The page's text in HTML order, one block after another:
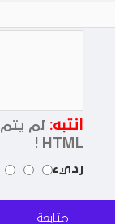
انتبه:
لم
HTML !
رديء
متابعة